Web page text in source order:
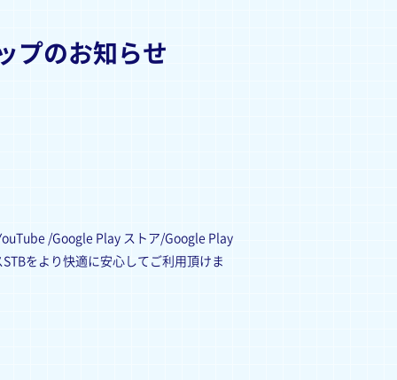
プのお知らせ
/Google Play ストア/Google Play
をより快適に安心してご利用頂けま